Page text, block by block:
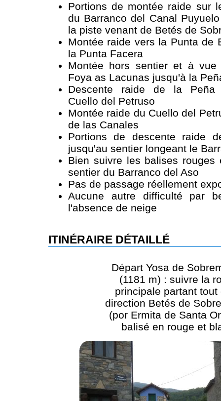
Portions de montée raide sur
du Barranco del Canal
la piste venant de Betés de
Montée raide vers la Punta de
la Punta Facera
Montée hors sentier et à
Foya as Lacunas jusqu'à la
Descente raide de la Peña
Cuello del Petruso
Montée raide du Cuello del
de las Canales
Portions de descente raide
jusqu'au sentier longeant le
Bien suivre les balises rouges
sentier du Barranco del Aso
Pas de passage réellement
Aucune autre difficulté par
l'absence de neige
ITINÉRAIRE DÉTAILLÉ
Départ Yosa de
(1181 m) : suivre la
principale partant tout
direction Betés de
(por Ermita de Santa
balisé en rouge et